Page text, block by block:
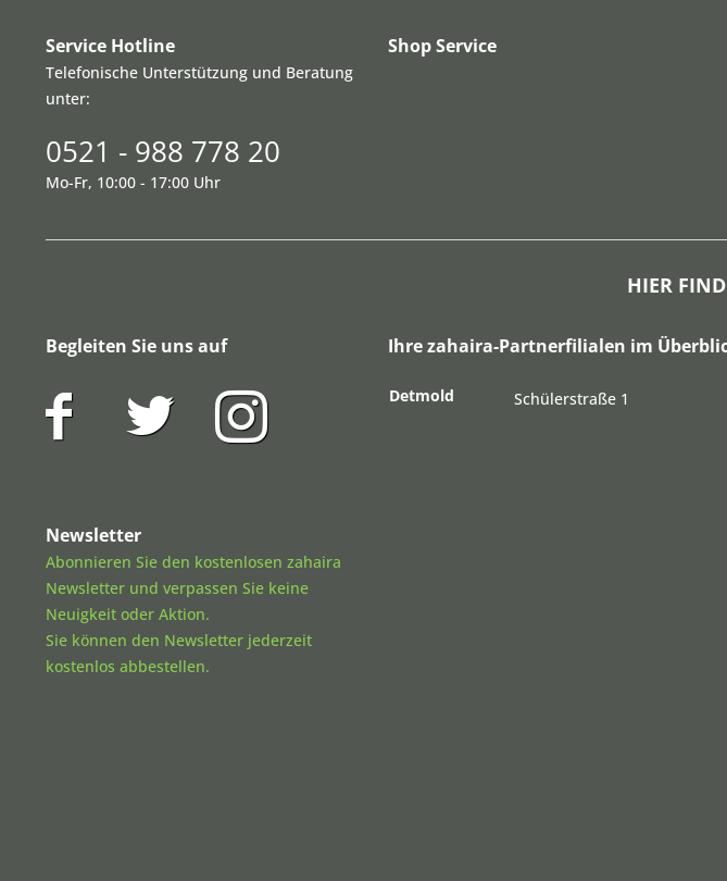
Service Hotline
Telefonische Unterstützung und Beratung
unter:
0521 - 988 778 20
Mo-Fr, 10:00 - 17:00 Uhr
Shop Service
HIER
Begleiten Sie uns auf
Newsletter
Abonnieren Sie den kostenlosen zahaira
Newsletter und verpassen Sie keine
Neuigkeit oder Aktion.
Sie können den Newsletter jederzeit
kostenlos abbestellen.
Ihre zahaira-Partnerfilialen im
Detmold Schülerstraße 1